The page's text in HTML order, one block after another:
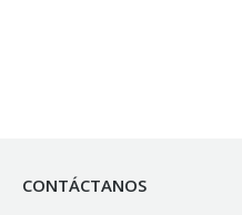
CONTÁCTANOS